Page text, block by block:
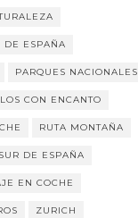
DE ESPAÑA
PARQUES NACIONALES
CON ENCANTO
RUTA MONTAÑA
SUR DE ESPAÑA
EN COCHE
ZURICH